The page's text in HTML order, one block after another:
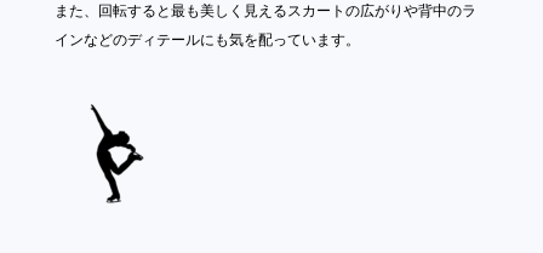
また、回転すると最も美しく見えるスカートの広がりや背中のラ
インなどのディテールにも気を配っています。